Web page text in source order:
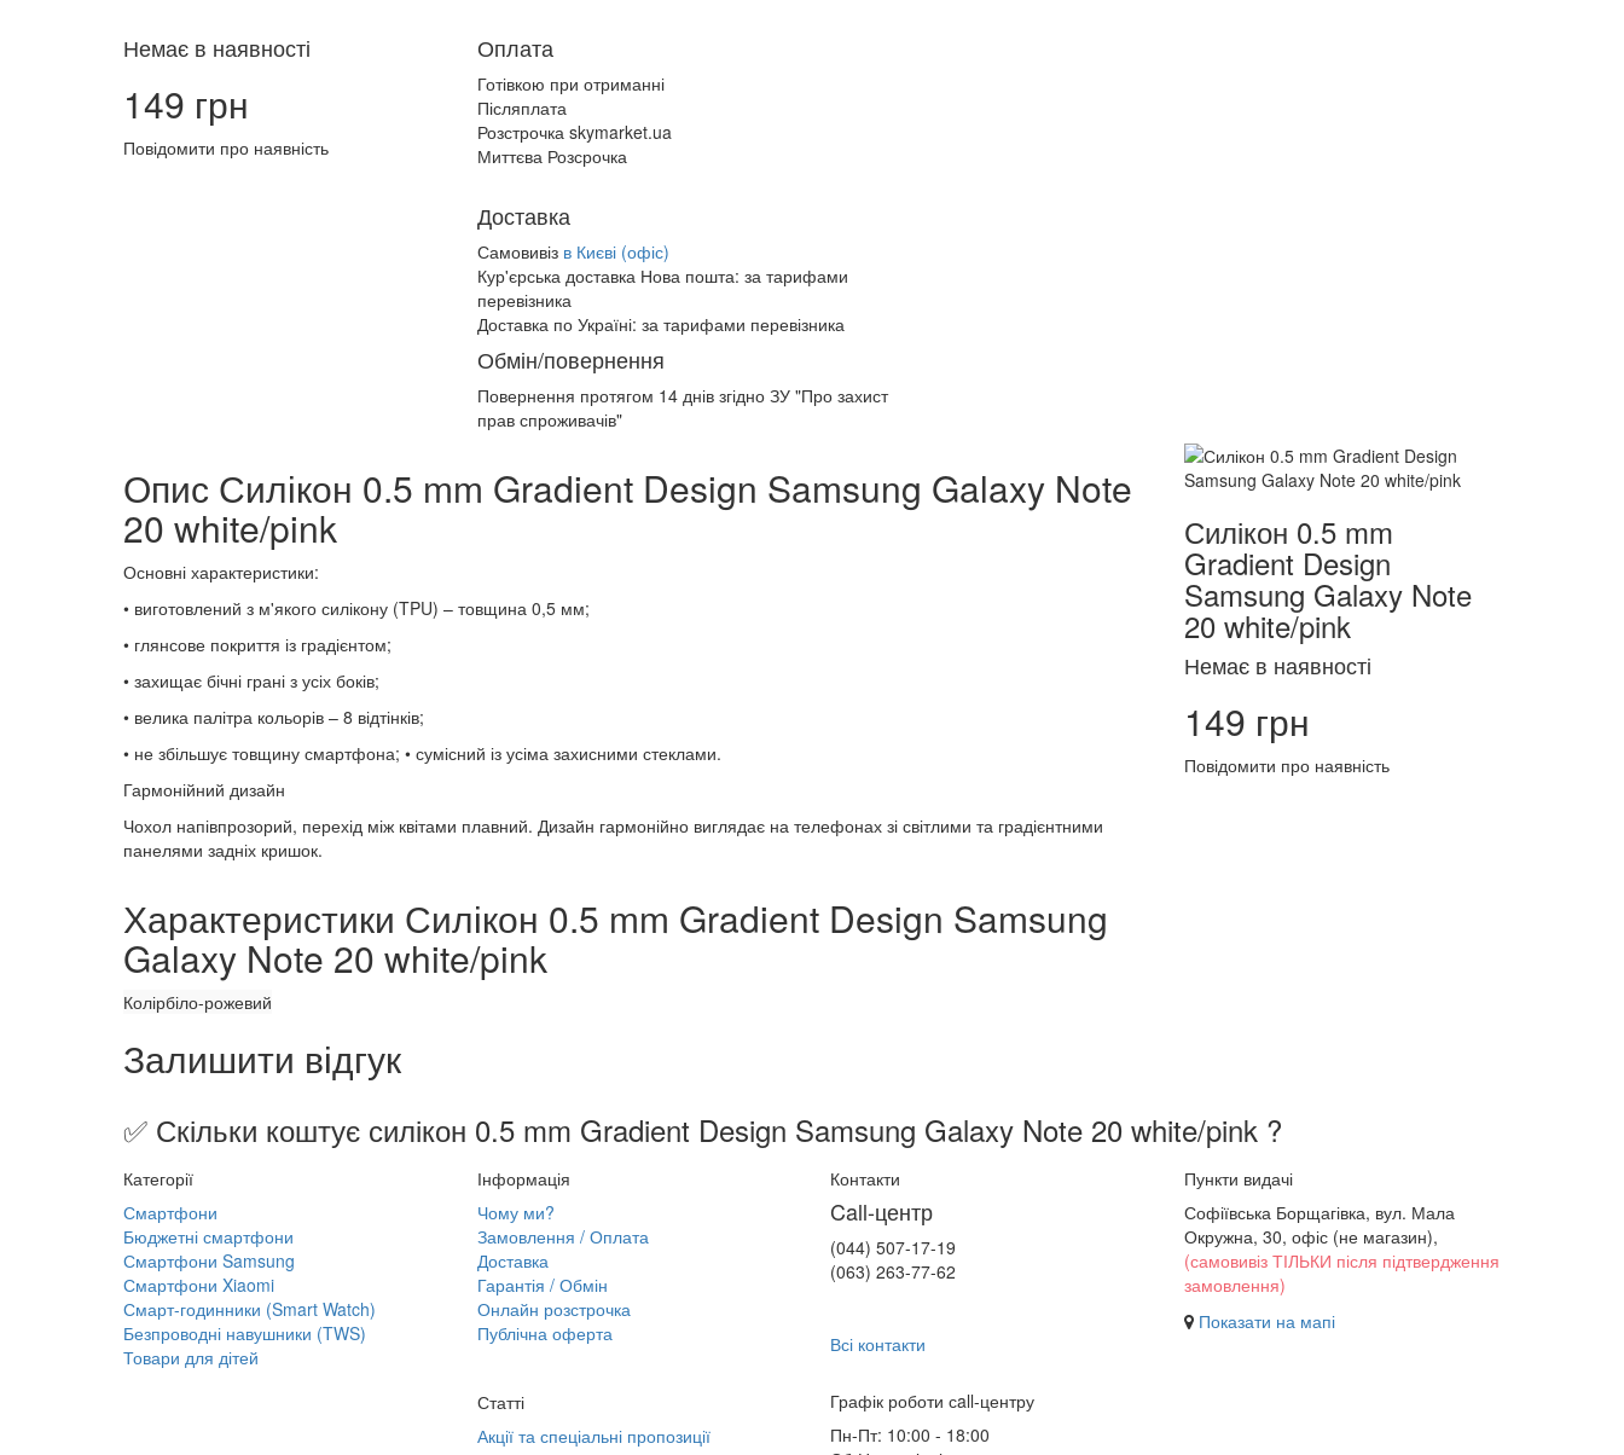
Немає в наявності
149 грн
Повідомити про наявність
Оплата
Готівкою при отриманні
Післяплата
Розстрочка skymarket.ua
Миттєва Розсрочка
Доставка
Самовивіз в Києві (офіс)
Кур'єрська доставка Нова пошта: за тарифами
перевізника
Доставка по Україні: за тарифами перевізника
Обмін/повернення
Повернення протягом 14 днівзгідно ЗУ "Про захист
прав спроживачів"
Опис Силікон 0.5 mm Gradient Design Samsung Galaxy Note
20 white/pink
Основні характеристики:
• виготовлений з м'якого силікону (TPU) – товщина 0,5 мм;
• глянсове покриття із градієнтом;
• захищає бічні грані з усіх боків;
• велика палітра кольорів – 8 відтінків;
• не збільшує товщину смартфона; • сумісний із усіма захисними стеклами.
Гармонійний дизайн
Чохол напівпрозорий, перехід між квітами плавний. Дизайн гармонійно виглядає на телефонах зі світлими та градієнтними
панелями задніх кришок.
Характеристики Силікон 0.5 mm Gradient Design Samsung
Galaxy Note 20 white/pink
Колірбіло-рожевий
Залишити відгук
Силікон 0.5 mm
Gradient Design
Samsung Galaxy Note
20 white/pink
Немає в наявності
149 грн
Повідомити про наявність
✅ Скільки коштує силікон 0.5 mm Gradient Design Samsung Galaxy Note 20 white/pink ?
Категорії
Смартфони
Бюджетні смартфони
Смартфони Samsung
Смартфони Xiaomi
Смарт-годинники (Smart Watch)
Безпроводні навушники (TWS)
Товари для дітей
Інформація
Чому ми?
Замовлення / Оплата
Доставка
Гарантія / Обмін
Онлайн розстрочка
Публічна оферта
Статті
Акції та спеціальні пропозиції
Контакти
Call-центр
(044) 507-17-19
(063) 263-77-62
Всі контакти
Графік роботи сall-центру
Пн-Пт: 10:00 - 18:00
Пункти видачі
Софіївська Борщагівка, вул. Мала
Окружна, 30, офіс (не магазин),
(самовивіз ТІЛЬКИ після підтвердження
замовлення)
Показати на мапі